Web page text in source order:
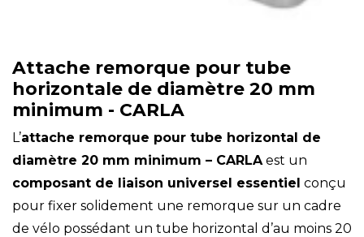
Attache remorque pour tube
horizontale de diamètre 20 mm
minimum - CARLA
L’attache remorque pour tube horizontal de
diamètre 20 mm minimum – CARLAest un
composant de liaison universel essentiel conçu
pour fixer solidement une remorque sur un cadre
de vélo possédant un tube horizontal d’au moins 20